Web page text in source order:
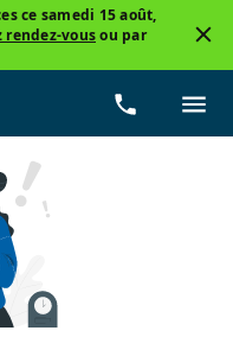
ce samedi 15 août,
rendez-vousou par